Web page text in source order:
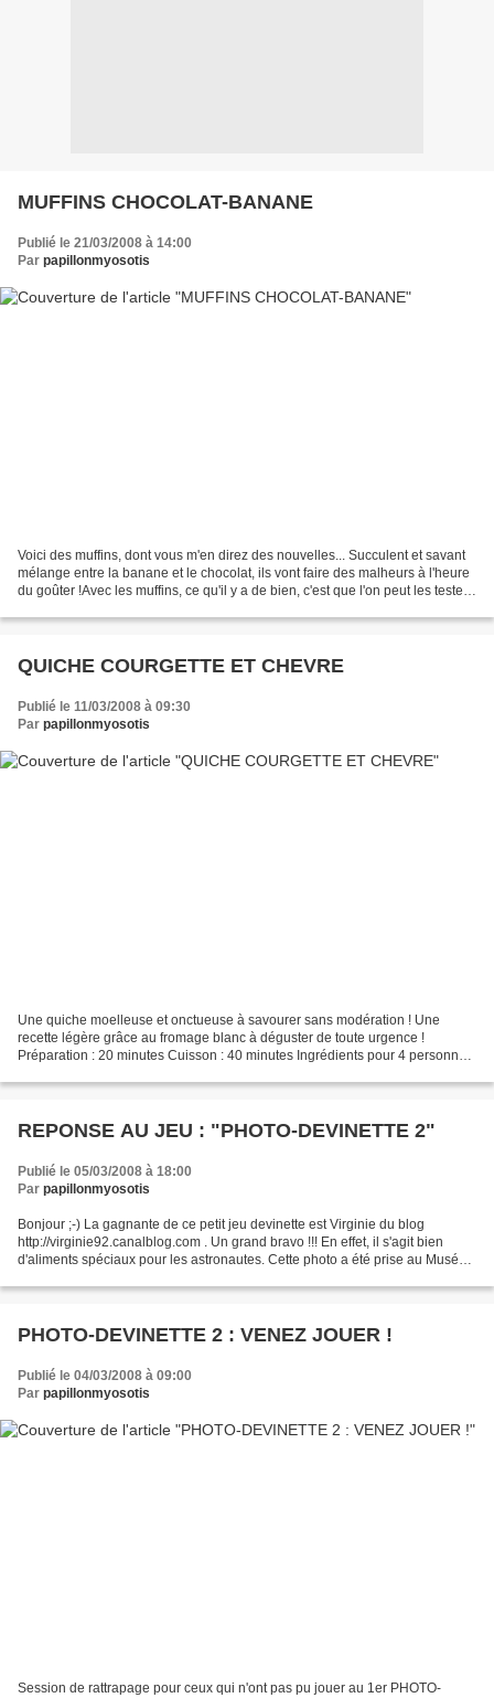
MUFFINS CHOCOLAT-BANANE
Publié le 21/03/2008 à 14:00
Par papillonmyosotis
Voici des muffins, dont vous m'en direz des nouvelles... Succulent et savant
mélange entre la banane et le chocolat, ils vont faire des malheurs à l'heure
du goûter !Avec les muffins, ce qu'il y a de bien, c'est que l'on peut les tester
QUICHE COURGETTE ET CHEVRE
Publié le 11/03/2008 à 09:30
Par papillonmyosotis
Une quiche moelleuse et onctueuse à savourer sans modération ! Une
recette légère grâce au fromage blanc à déguster de toute urgence !
Préparation : 20 minutes Cuisson : 40 minutes Ingrédients pour 4 personnes
REPONSE AU JEU : "PHOTO-DEVINETTE 2"
Publié le 05/03/2008 à 18:00
Par papillonmyosotis
Bonjour ;-) La gagnante de ce petit jeu devinette est Virginie du blog
http://virginie92.canalblog.com . Un grand bravo !!! En effet, il s'agit bien
d'aliments spéciaux pour les astronautes. Cette photo a été prise au Musée
PHOTO-DEVINETTE 2 : VENEZ JOUER !
Publié le 04/03/2008 à 09:00
Par papillonmyosotis
Session de rattrapage pour ceux qui n'ont pas pu jouer au 1er PHOTO-